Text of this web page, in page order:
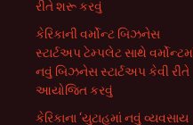
રીતે શરૂ કરવું
કેરિકાની વર્મોન્ટ બિઝનેસ
સ્ટાર્ટઅપ ટેમ્પલેટ સાથે
નવું બિઝનેસ સ્ટાર્ટઅપ કેવી રીતે
આયોજિત કરવું
કેરિકાના ‘યુટાહમાં નવું વ્યવસાય